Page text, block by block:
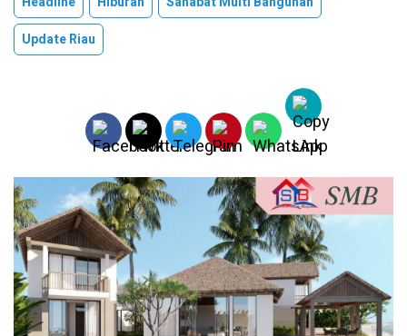
Update Riau